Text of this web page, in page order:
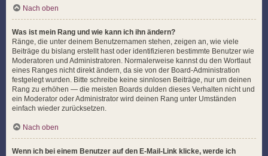
Nach oben
Was ist mein Rang und wie kann ich ihn ändern?
Ränge, die unter deinem Benutzernamen stehen, zeigen an, wie viele
Beiträge du bislang erstellt hast oder identifizieren bestimmte Benutzer wie
Moderatoren und Administratoren. Normalerweise kannst du den Wortlaut
eines Ranges nicht direkt ändern, da sie von der Board-Administration
festgelegt wurden. Bitte schreibe keine sinnlosen Beiträge, nur um deinen
Rang zu erhöhen — die meisten Boards dulden dieses Verhalten nicht und
ein Moderator oder Administrator wird deinen Rang unter Umständen
einfach wieder zurücksetzen.
Nach oben
Wenn ich bei einem Benutzer auf den E-Mail-Link klicke, werde ich